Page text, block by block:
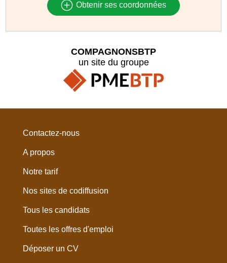
Obtenir ses coordonnées
COMPAGNONSBTP
un site du groupe
Contactez-nous
A propos
Notre tarif
Nos sites de codiffusion
Tous les candidats
Toutes les offres d'emploi
Déposer un CV